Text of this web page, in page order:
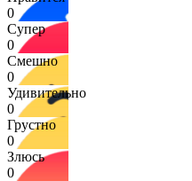
0
Супер
0
Смешно
0
Удивительно
0
Грустно
0
Злюсь
0